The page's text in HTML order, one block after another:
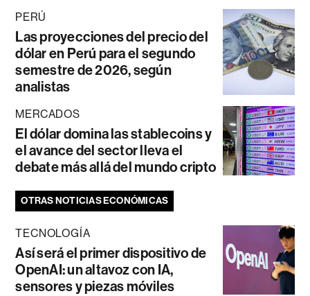
PERÚ
Las proyecciones del precio del
dólar en Perú para el segundo
semestre de 2026, según
analistas
MERCADOS
El dólar domina las stablecoins y
el avance del sector lleva el
debate más allá del mundo cripto
OTRAS NOTICIAS ECONÓMICAS
TECNOLOGÍA
Así será el primer dispositivo de
OpenAI: un altavoz con IA,
sensores y piezas móviles